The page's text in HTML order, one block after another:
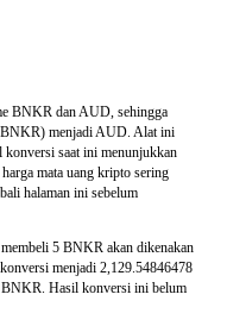
BNKR dan AUD, sehingga
menjadi AUD. Alat ini
konversi saat ini menunjukkan
mata uang kripto sering
halaman ini sebelum
5 BNKR akan dikenakan
menjadi 2,129.54846478
Hasil konversi ini belum